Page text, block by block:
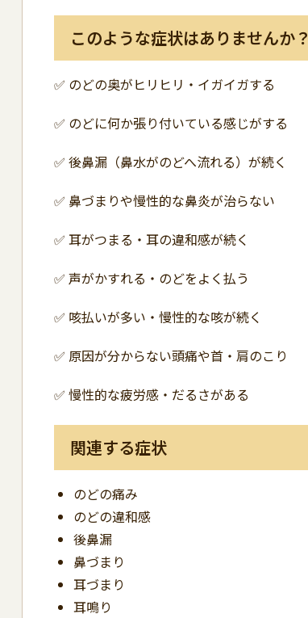
このような症状はありませんか？
✅ のどの奥がヒリヒリ・イガイガする
✅ のどに何か張り付いている感じがする
✅ 後鼻漏（鼻水がのどへ流れる）が続く
✅ 鼻づまりや慢性的な鼻炎が治らない
✅ 耳がつまる・耳の違和感が続く
✅ 声がかすれる・のどをよく払う
✅ 咳払いが多い・慢性的な咳が続く
✅ 原因が分からない頭痛や首・肩のこり
✅ 慢性的な疲労感・だるさがある
関連する症状
のどの痛み
のどの違和感
後鼻漏
鼻づまり
耳づまり
耳鳴り